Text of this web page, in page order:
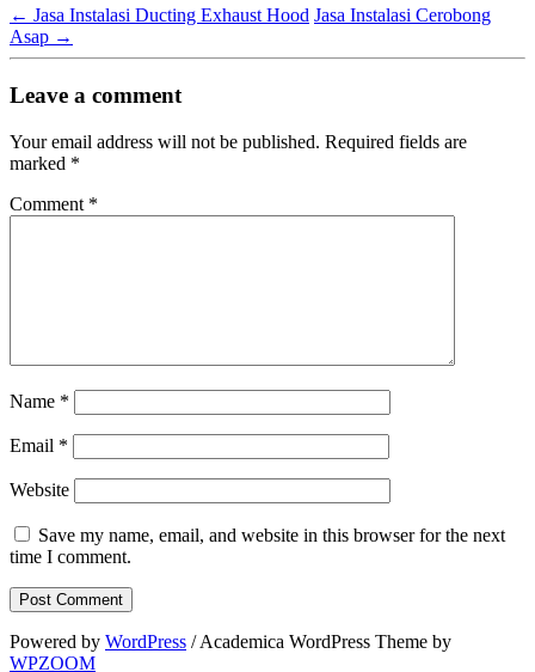
← Jasa Instalasi Ducting Exhaust Hood Jasa Instalasi Cerobong
Asap →
Leave a comment
Your email address will not be published. Required fields are
marked *
Comment *
Name *
Email *
Website
Save my name, email, and website in this browser for the next
time I comment.
Powered by WordPress / Academica WordPress Theme by
WPZOOM